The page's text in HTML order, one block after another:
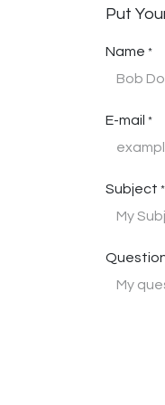
Put
Name *
E-mail *
Subject *